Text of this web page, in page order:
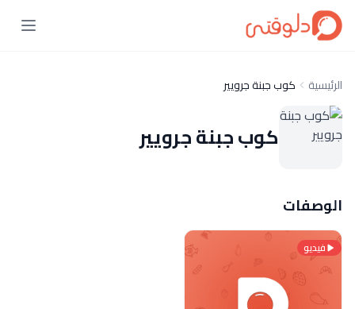
الرئيسية كوب جبنة جرويير
كوب جبنة جرويير
الوصفات
فيديو